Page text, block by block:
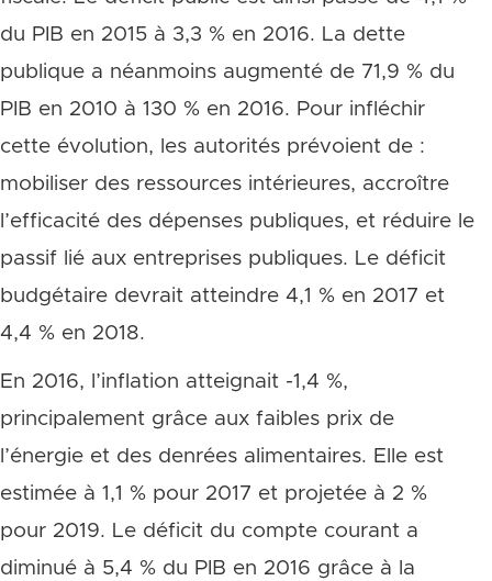
du PIB en 2015 à 3,3 % en 2016. La dette
publique a néanmoins augmenté de 71,9 % du
PIB en 2010 à 130 % en 2016. Pour infléchir
cette évolution, les autorités prévoient de :
mobiliser des ressources intérieures, accroître
l’efficacité des dépenses publiques, et réduire le
passif lié aux entreprises publiques. Le déficit
budgétaire devrait atteindre 4,1 % en 2017 et
4,4 % en 2018.
En 2016, l’inflation atteignait -1,4 %,
principalement grâce aux faibles prix de
l’énergie et des denrées alimentaires. Elle est
estimée à 1,1 % pour 2017 et projetée à 2 %
pour 2019. Le déficit du compte courant a
diminué à 5,4 % du PIB en 2016 grâce à la